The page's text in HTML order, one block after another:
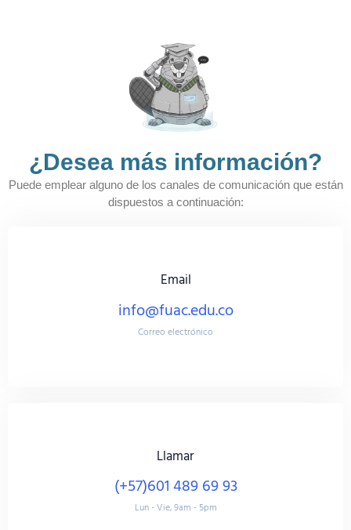
¿Desea más información?​
Puede emplear alguno de los canales de comunicación que están
dispuestos a continuación:
Email
info@fuac.edu.co
Correo electrónico
Llamar
(+57)601 489 69 93
Lun - Vie, 9am - 5pm